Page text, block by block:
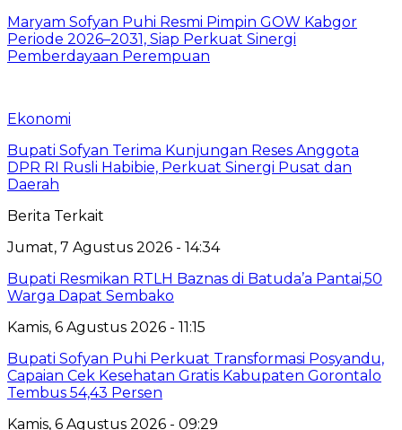
Maryam Sofyan Puhi Resmi Pimpin GOW Kabgor
Periode 2026–2031, Siap Perkuat Sinergi
Pemberdayaan Perempuan
Ekonomi
Bupati Sofyan Terima Kunjungan Reses Anggota
DPR RI Rusli Habibie, Perkuat Sinergi Pusat dan
Daerah
Berita Terkait
Jumat, 7 Agustus 2026 - 14:34
Bupati Resmikan RTLH Baznas di Batuda’a Pantai,50
Warga Dapat Sembako
Kamis, 6 Agustus 2026 - 11:15
Bupati Sofyan Puhi Perkuat Transformasi Posyandu,
Capaian Cek Kesehatan Gratis Kabupaten Gorontalo
Tembus 54,43 Persen
Kamis, 6 Agustus 2026 - 09:29